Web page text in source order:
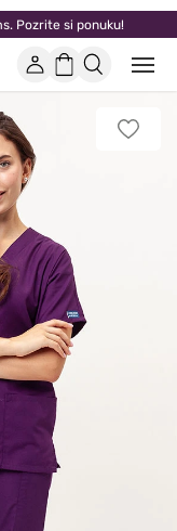
Pozrite si ponuku!
ÚčetNákupný
košík
alebo
Pridať